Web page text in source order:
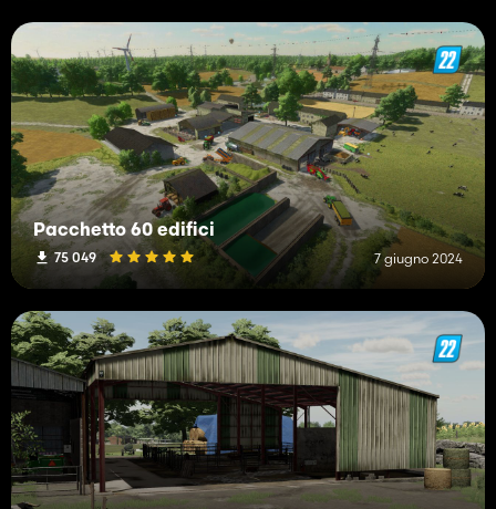
Pacchetto 60 edifici
75 049 7 giugno 2024